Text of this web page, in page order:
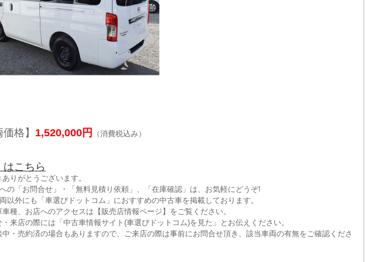
価格】 1,520,000円 （消費税込み）
はこちら
りがとうございます。
の「お問合せ」・「無料見積り依頼」、「在庫確認」は、お気軽にどうぞ!
以外にも「車選びドットコム」におすすめの中古車を掲載しております。
種、お店へのアクセスは【販売店情報ページ】をご覧ください。
・来店の際には「中古車情報サイト(車選びドットコム)を見た」とお伝えください。
中・売約済の場合もありますので、ご来店の際は事前にお問合せ頂き、該当車両の有無をご確認くださ